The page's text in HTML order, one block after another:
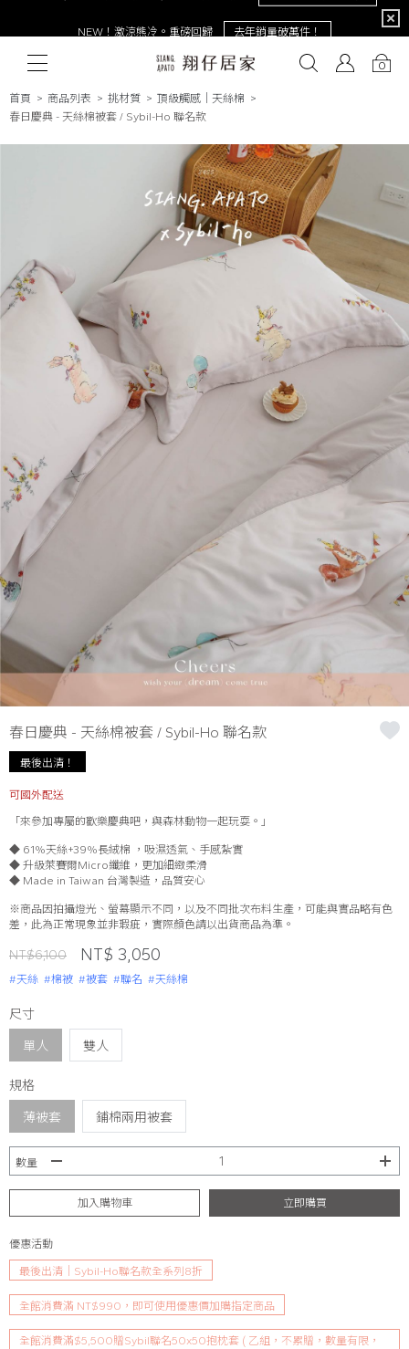
去年銷量破萬件！
0
# 涼墊 # 素色 # 天絲 # 純棉
首頁 商品列表 挑材質
頂級觸感│天絲棉
春日慶典 - 天絲棉被套 / Sybil-Ho 聯名款
春日慶典 - 天絲棉被套 / Sybil-Ho 聯名款
最後出清！
可國外配送
「來參加專屬的歡樂慶典吧，與森林動物一起玩耍。」
◆ 61%天絲+39%長絨棉 ，吸濕透氣、手感紮實
◆ 升級萊賽爾Micro纖維，更加細緻柔滑
◆ Made in Taiwan 台灣製造，品質安心
※商品因拍攝燈光、螢幕顯示不同，以及不同批次布料生產，可能與實品略有色
差，此為正常現象並非瑕疵，實際顏色請以出貨商品為準。
NT$6,100 NT$ 3,050
#天絲 #棉被 #被套 #聯名 #天絲棉
尺寸
單人 雙人
規格
薄被套 鋪棉兩用被套
數量
加入購物車 立即購買
優惠活動
最後出清｜Sybil-Ho聯名款全系列8折
全館消費滿 NT$990，即可使用優惠價加購指定商品
全館消費滿$5,500贈Sybil聯名50x50抱枕套 ( 乙組，不累贈，數量有限，